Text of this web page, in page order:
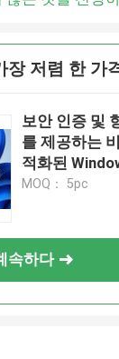
장 저렴 한 가
보안 인증 및
를 제공하는
적화된
MOQ： 5pc
속하다